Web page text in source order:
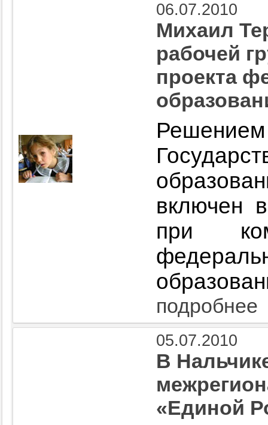
06.07.2010
Михаил
рабочей
проекта
включен
при
подробнее
05.07.2010
В
«Единой